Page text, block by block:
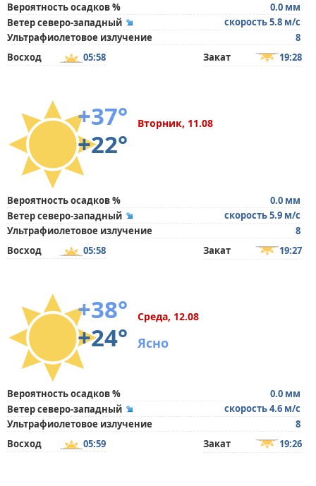
Вероятность осадков %
0.0 мм
Ветер северо-западный
скорость 5.8 м/с
Ультрафиолетовое излучение
8
Восход
05:58 Закат 19:28
+37°
+22°
Вторник, 11.08
Вероятность осадков %
0.0 мм
Ветер северо-западный
скорость 5.9 м/с
Ультрафиолетовое излучение
8
Восход
05:58 Закат 19:27
+38°
+24°
Среда, 12.08
Ясно
Вероятность осадков %
0.0 мм
Ветер северо-западный
скорость 4.6 м/с
Ультрафиолетовое излучение
8
Восход
05:59 Закат 19:26